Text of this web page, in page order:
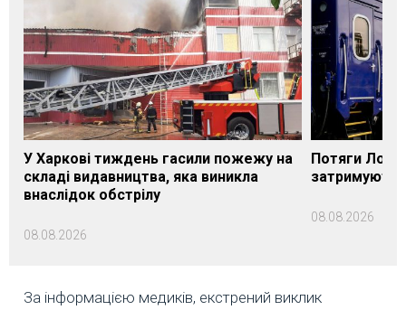
У Харкові тиждень гасили пожежу на
складі видавництва, яка виникла
внаслідок обстрілу
08.08.2026
Потяги
08.08.2026
За інформацією медиків, екстрений виклик